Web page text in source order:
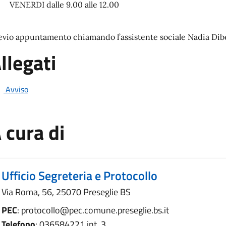
VENERDI dalle 9.00 alle 12.00
appuntamento chiamando l’assistente sociale Nadia
Avviso
cura di
Ufficio Segreteria e Protocollo
Via Roma, 56, 25070 Preseglie BS
PEC: protocollo@pec.comune.preseglie.bs.it